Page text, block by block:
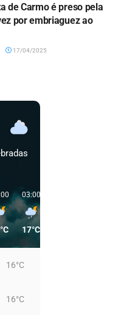
de Carmo é preso pela
por embriaguez ao
17/04/2025
03:00
17°C
16°C
16°C